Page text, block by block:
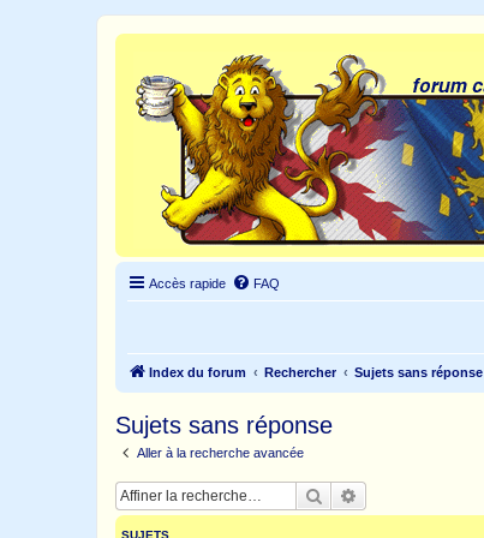
Accès rapide FAQ
Index du forum Rechercher Sujets sans réponse
Sujets sans réponse
Aller à la recherche avancée
Rechercher
SUJETS